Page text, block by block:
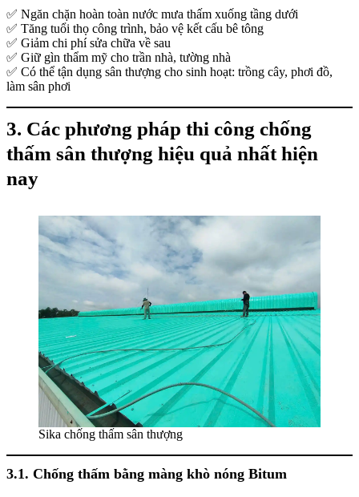
✅ Ngăn chặn hoàn toàn nước mưa thấm xuống tầng dưới
✅ Tăng tuổi thọ công trình, bảo vệ kết cấu bê tông
✅ Giảm chi phí sửa chữa về sau
✅ Giữ gìn thẩm mỹ cho trần nhà, tường nhà
✅ Có thể tận dụng sân thượng cho sinh hoạt: trồng cây, phơi đồ,
làm sân phơi
3. Các phương pháp thi công chống
thấm sân thượng hiệu quả nhất hiện
nay
Sika chống thấm sân thượng
3.1. Chống thấm bằng màng khò nóng Bitum